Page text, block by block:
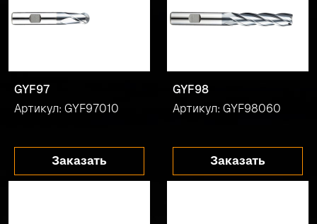
GYF97
Артикул: GYF97010
Заказать
GYF98
Артикул: GYF98060
Заказать